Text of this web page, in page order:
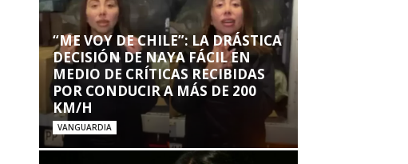
“ME VOY DE CHILE”: LA DRÁSTICA
DECISIÓN DE NAYA FÁCIL EN
MEDIO DE CRÍTICAS RECIBIDAS
POR CONDUCIR A MÁS DE 200
KM/H
VANGUARDIA